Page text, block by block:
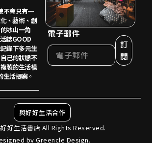
不會只有一
、藝術、創
冰山一角
誌GOOD
錄下多元生
己的狀態不
製的生活模
活提案。
電子郵件
訂
閱
與好好生活合作
好生活書店 All Rights Reserved.
by Greencle Design.